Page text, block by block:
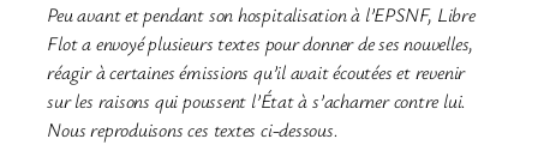
Peu avant et pendant son hospitalisation à l’EPSNF, Libre
Flot a envoyé plusieurs textes pour donner de ses nouvelles,
réagir à certaines émissions qu’il avait écoutées et revenir
sur les raisons qui poussent l’État à s’acharner contre lui.
Nous reproduisons ces textes ci-dessous.